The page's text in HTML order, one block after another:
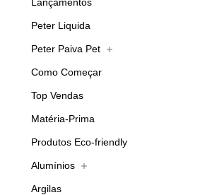
Peter Liquida
Peter Paiva Pet
Como Começar
Top Vendas
Matéria-Prima
Produtos Eco-friendly
Alumínios
Argilas